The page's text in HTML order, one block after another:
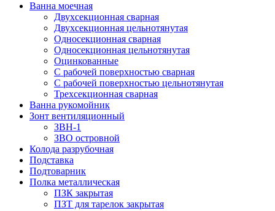
Ванна моечная
Двухсекционная сварная
Двухсекционная цельнотянутая
Односекционная сварная
Односекционная цельнотянутая
Оцинкованные
С рабочей поверхностью сварная
С рабочей поверхностью цельнотянутая
Трехсекционная сварная
Ванна рукомойник
Зонт вентиляционный
ЗВН-1
ЗВО островной
Колода разрубочная
Подставка
Подтоварник
Полка металлическая
ПЗК закрытая
ПЗТ для тарелок закрытая